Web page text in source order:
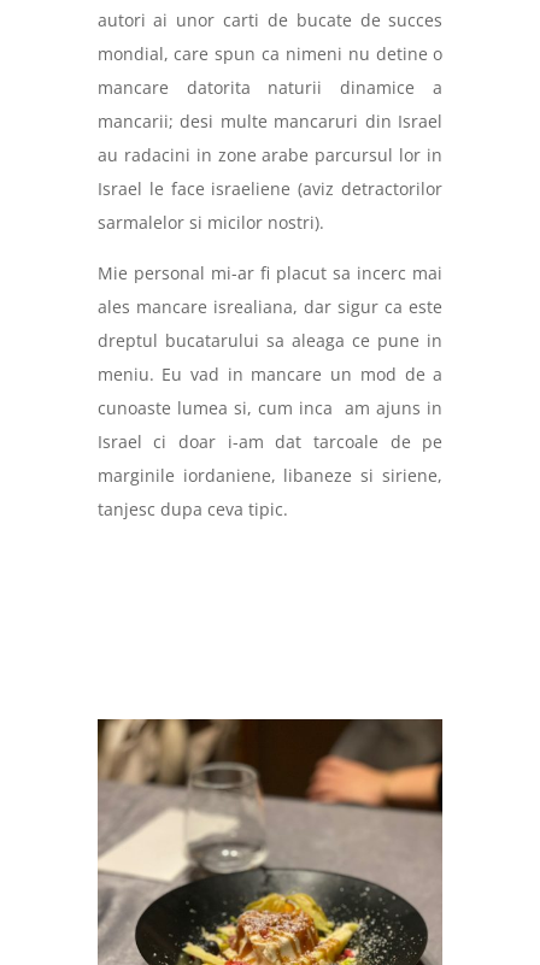
autori ai unor carti de bucate de succes
mondial, care spun ca nimeni nu detine o
mancare datorita naturii dinamice a
mancarii; desi multe mancaruri din Israel
au radacini in zone arabe parcursul lor in
Israel le face israeliene (aviz detractorilor
sarmalelor si micilor nostri).
Mie personal mi-ar fi placut sa incerc mai
ales mancare isrealiana, dar sigur ca este
dreptul bucatarului sa aleaga ce pune in
meniu. Eu vad in mancare un mod de a
cunoaste lumea si, cum inca am ajuns in
Israel ci doar i-am dat tarcoale de pe
marginile iordaniene, libaneze si siriene,
tanjesc dupa ceva tipic.